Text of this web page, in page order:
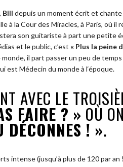
Bill depuis un moment écrit et
à la Cour des Miracles, à Paris, où il
son guitariste à part une petite
et le public, c’est « Plus la peine
monde, il part passer un peu de
est Médecin du monde à l‘époque.
AVEC LE
FAIRE ? » OÙ
DÉCONNES ! ».
intense (jusqu’à plus de 120 par